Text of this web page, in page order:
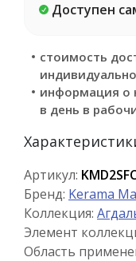
Доступен
стоимость
информация о
в день в
Артикул:
Бренд: Kerama
Коллекция:
Элемент
Область